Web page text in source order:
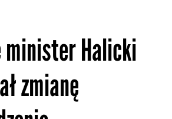
minister Halicki
zmianę